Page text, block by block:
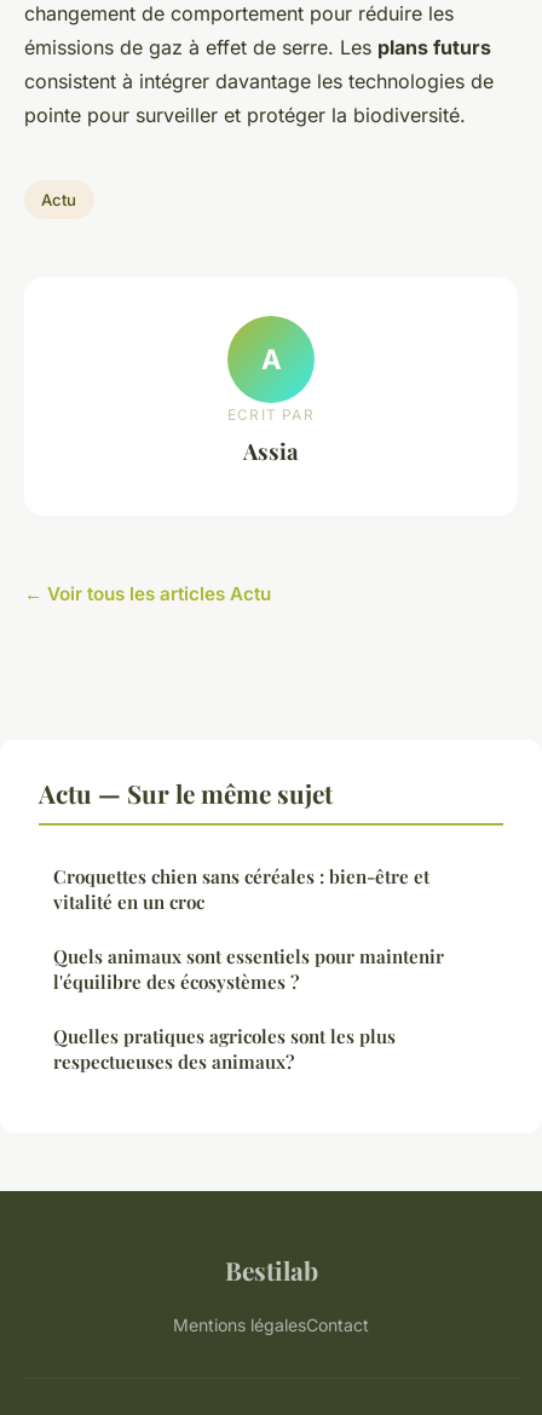
changement de comportement pour réduire les
émissions de gaz à effet de serre. Les plans futurs
consistent à intégrer davantage les technologies de
pointe pour surveiller et protéger la biodiversité.
Actu
A
ECRIT PAR
Assia
← Voir tous les articles Actu
Actu — Sur le même sujet
Croquettes chien sans céréales : bien-être et
vitalité en un croc
Quels animaux sont essentiels pour maintenir
l'équilibre des écosystèmes ?
Quelles pratiques agricoles sont les plus
respectueuses des animaux?
Bestilab
Mentions légalesContact